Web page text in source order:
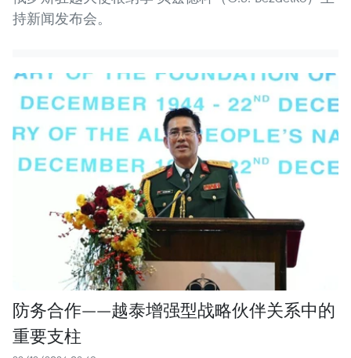
持新闻发布会。
防务合作——越泰增强型战略伙伴关系中的
重要支柱